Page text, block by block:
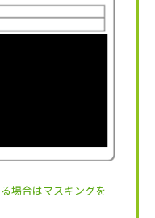
場合はマスキングを